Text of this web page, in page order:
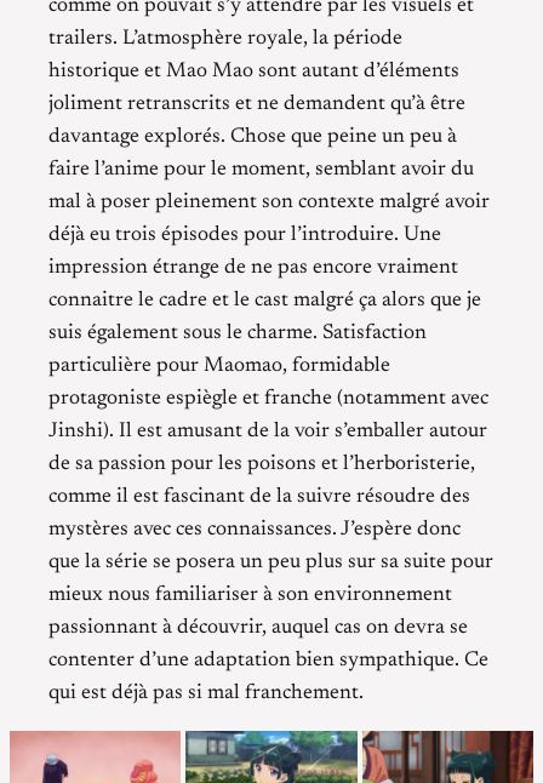
comme on pouvait s’y attendre par les visuels et
trailers. L’atmosphère royale, la période
historique et Mao Mao sont autant d’éléments
joliment retranscrits et ne demandent qu’à être
davantage explorés. Chose que peine un peu à
faire l’anime pour le moment, semblant avoir du
mal à poser pleinement son contexte malgré avoir
déjà eu trois épisodes pour l’introduire. Une
impression étrange de ne pas encore vraiment
connaitre le cadre et le cast malgré ça alors que je
suis également sous le charme. Satisfaction
particulière pour Maomao, formidable
protagoniste espiègle et franche (notamment avec
Jinshi). Il est amusant de la voir s’emballer autour
de sa passion pour les poisons et l’herboristerie,
comme il est fascinant de la suivre résoudre des
mystères avec ces connaissances. J’espère donc
que la série se posera un peu plus sur sa suite pour
mieux nous familiariser à son environnement
passionnant à découvrir, auquel cas on devra se
contenter d’une adaptation bien sympathique. Ce
qui est déjà pas si mal franchement.